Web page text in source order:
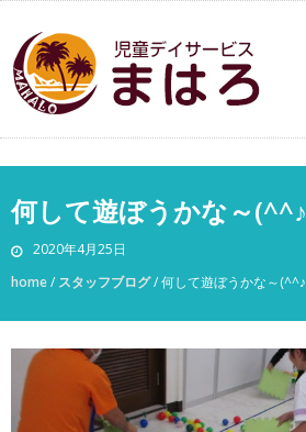
何して遊ぼうかな～(^^♪
2020年4月25日
home/ スタッフブログ/何して遊ぼうかな～(^^♪